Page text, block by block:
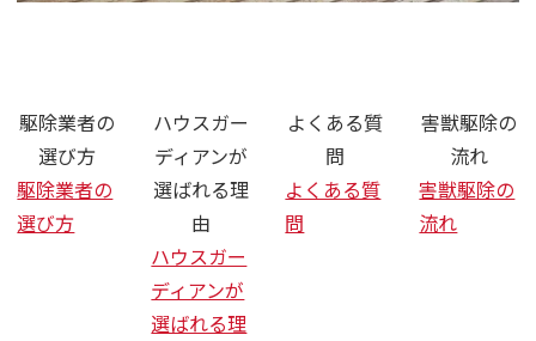
駆除業者の
選び方
駆除業者の
選び方
ハウスガー
ディアンが
選ばれる理
由
ハウスガー
ディアンが
選ばれる理
よくある質
問
よくある質
問
害獣駆除の
流れ
害獣駆除の
流れ